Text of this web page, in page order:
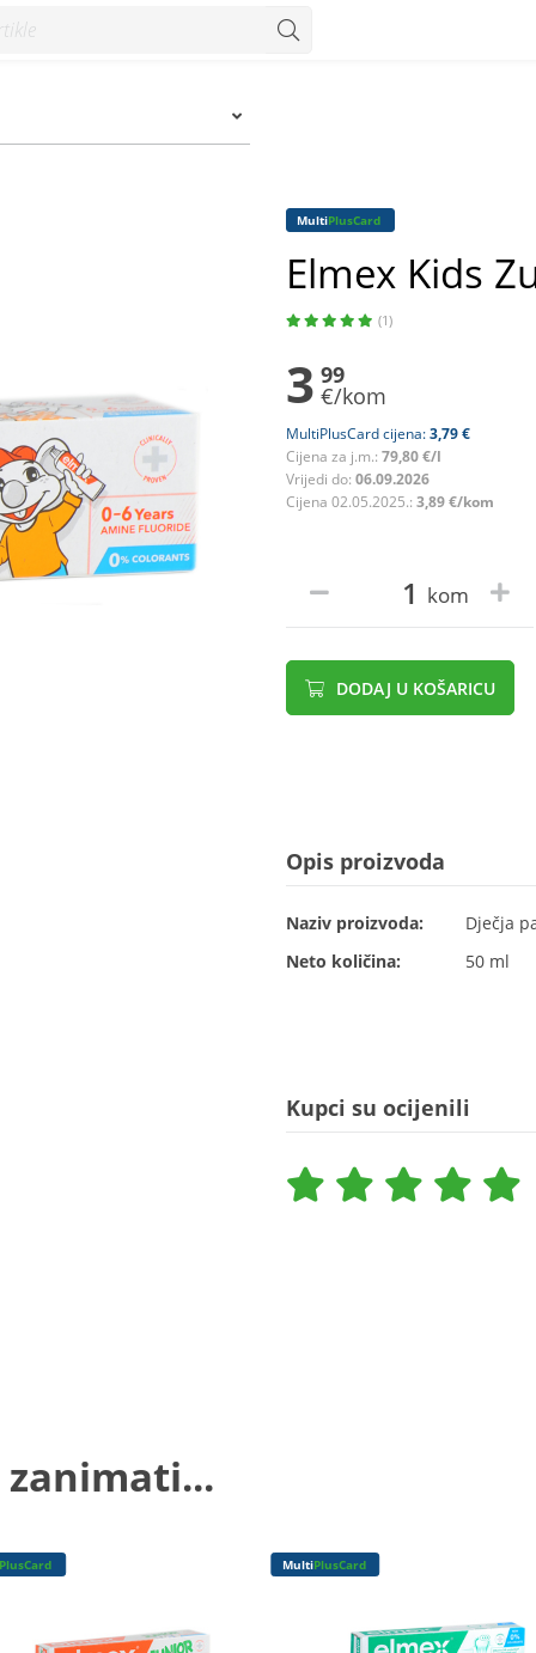
MultiPlusCard
Elmex Kids
(1)
3 99
€/kom
MultiPlusCard cijena:3,79 €
Cijena za j.m.: 79,80 €/l
Vrijedi do: 06.09.2026
Cijena 02.05.2025.: 3,89 €/kom
kom
DODAJ U KOŠARICU
Opis proizvoda
Naziv proizvoda:
Dječja
Neto količina:
50 ml
Kupci su ocijenili
MultiPlusCard